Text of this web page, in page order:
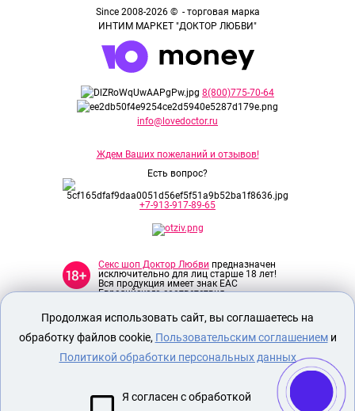
Since 2008-2026 © - торговая марка
ИНТИМ МАРКЕТ "ДОКТОР ЛЮБВИ"
8(800)775-70-64
info@lovedoctor.ru
Ждем Ваших пожеланий и отзывов!
Есть вопрос?
+7-913-917-89-65
Секс шоп Доктор Любви предназначен
исключительно для лиц старше 18 лет!
Вся продукция имеет знак EAC
Евразийского соответствия.
О МАГАЗИНЕ
ОПЛАТА И ДОСТАВКА
ЭРОТИЧЕСКОЕ БЕЛЬЕ
Продолжая использовать сайт, вы соглашаетесь на
обработку файлов cookie, Пользовательским соглашениеми
Политикой обработки персональных данных
Я согласен с обработкой